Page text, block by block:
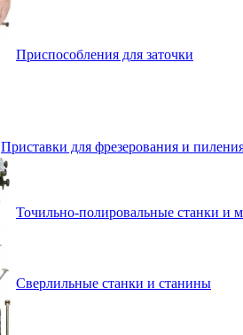
Приспособления для заточки
Приставки для фрезерования и
Точильно-полировальные станки и
Сверлильные станки и станины